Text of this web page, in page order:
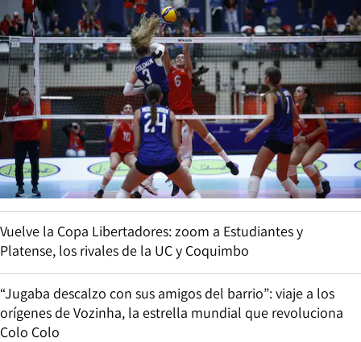
Vuelve la Copa Libertadores: zoom a Estudiantes y
Platense, los rivales de la UC y Coquimbo
“Jugaba descalzo con sus amigos del barrio”: viaje a los
orígenes de Vozinha, la estrella mundial que revoluciona
Colo Colo